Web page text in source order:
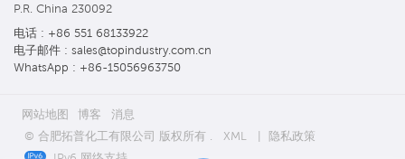
P.R. China 230092
电话 : +86 551 68133922
电子邮件 : sales@topindustry.com.cn
WhatsApp : +86-15056963750
网站地图 博客
消息
© 合肥拓普化工有限公司 版权所有 .
XML |
隐私政策